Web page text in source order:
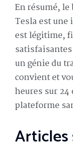
En résumé,
Tesla est
est légitime,
un génie du
convient et
heures sur 24
plateforme
Articles